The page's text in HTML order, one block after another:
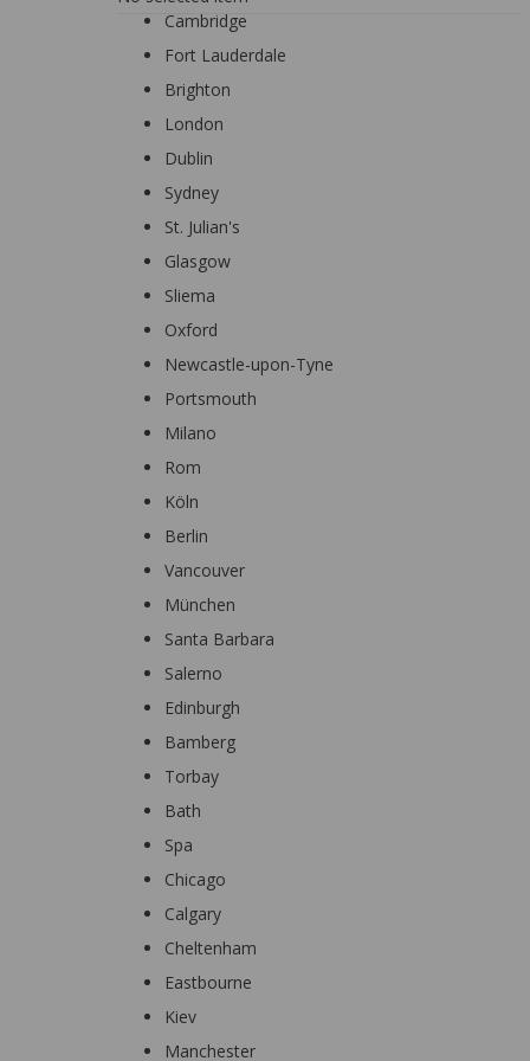
Cambridge
Fort Lauderdale
Brighton
London
Dublin
Sydney
St. Julian's
Glasgow
Sliema
Oxford
Newcastle-upon-Tyne
Portsmouth
Milano
Rom
Köln
Berlin
Vancouver
München
Santa Barbara
Salerno
Edinburgh
Bamberg
Torbay
Bath
Spa
Chicago
Calgary
Cheltenham
Eastbourne
Kiev
Manchester